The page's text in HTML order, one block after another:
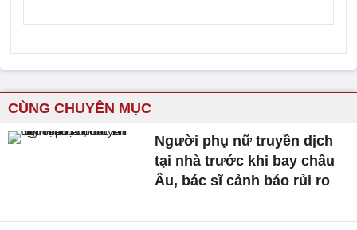
CÙNG CHUYÊN MỤC
Người phụ nữ truyền dịch
tại nhà trước khi bay châu
Âu, bác sĩ cảnh báo rủi ro